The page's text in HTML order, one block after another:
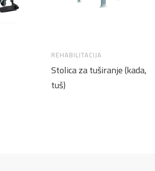
REHABILITACIJA
Stolica za tuširanje (kada,
tuš)